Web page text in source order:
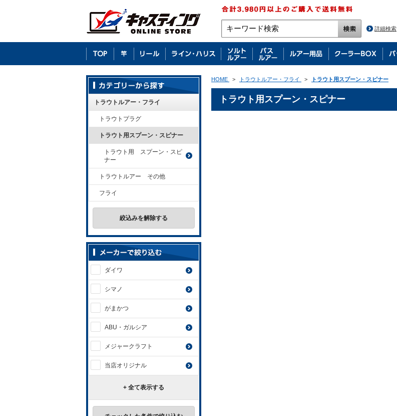
詳細検索
HOME > トラウトルアー・フライ > トラウト用スプーン・スピナー
トラウト用スプーン・スピナー
トラウトルアー・フライ
トラウトプラグ
トラウト用スプーン・スピナー
トラウト用 スプーン・スピ
ナー
トラウトルアー その他
フライ
絞込みを解除する
ダイワ
シマノ
がまかつ
ABU・ガルシア
メジャークラフト
当店オリジナル
+ 全て表示する